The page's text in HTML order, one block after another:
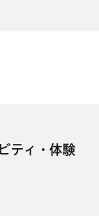
ティ・体験